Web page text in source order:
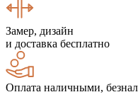
Замер, дизайн
и доставка бесплатно
Оплата наличными,